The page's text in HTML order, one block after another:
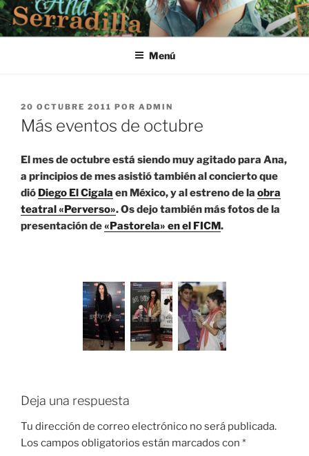
Saltar
al
contenido
Menú
PUBLICADO
EL
20 OCTUBRE 2011 POR ADMIN
Más eventos de octubre
El mes de octubre está siendo muy agitado para Ana,
a principios de mes asistió también al concierto que
dió Diego El Cigala en México, y al estreno de la obra
teatral «Perverso». Os dejo también más fotos de la
presentación de«Pastorela» en el FICM.
Deja una respuesta
Tu dirección de correo electrónico no será publicada.
Los campos obligatorios están marcados con *